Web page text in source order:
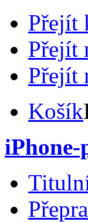
Přejít
Přejít
Přejít
Košík